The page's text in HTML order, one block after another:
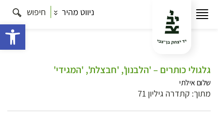
ניווט מהיר חיפוש
גלגולי כותרים – 'הלבנון', 'חבצלת', 'המגידי'
שלום אילתי
מתוך: קתדרה גיליון 71